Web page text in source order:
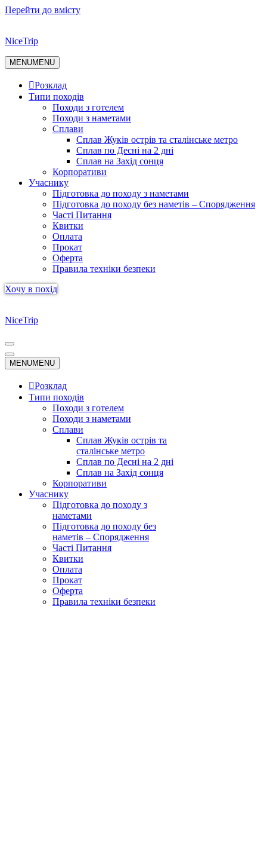
Перейти до вмісту
NiceTrip
MENUMENU
Розклад
Типи походів
Походи з готелем
Походи з наметами
Сплави
Сплав Жуків острів та сталінське метро
Сплав по Десні на 2 дні
Сплав на Захід сонця
Корпоративи
Учаснику
Підготовка до походу з наметами
Підготовка до походу без наметів – Спорядження
Часті Питання
Квитки
Оплата
Прокат
Оферта
Правила техніки безпеки
Хочу в похід
NiceTrip
Меню
навігації
Меню
навігації
MENUMENU
Розклад
Типи походів
Походи з готелем
Походи з наметами
Сплави
Сплав Жуків острів та
сталінське метро
Сплав по Десні на 2 дні
Сплав на Захід сонця
Корпоративи
Учаснику
Підготовка до походу з
наметами
Підготовка до походу без
наметів – Спорядження
Часті Питання
Квитки
Оплата
Прокат
Оферта
Правила техніки безпеки